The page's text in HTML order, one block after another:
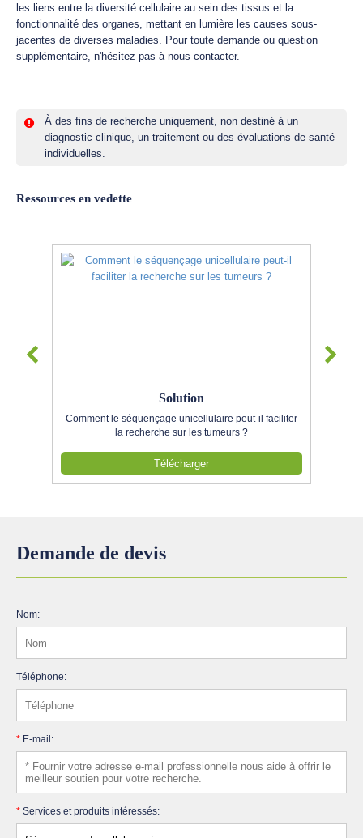
les liens entre la diversité cellulaire au sein des tissus et la
fonctionnalité des organes, mettant en lumière les causes sous-
jacentes de diverses maladies. Pour toute demande ou question
supplémentaire, n'hésitez pas à nous contacter.
À des fins de recherche uniquement, non destiné à un
diagnostic clinique, un traitement ou des évaluations de santé
individuelles.
Ressources en vedette
Solution
Comment le séquençage unicellulaire peut-il faciliter
la recherche sur les tumeurs ?
Télécharger
Demande de devis
Nom:
Téléphone:
* E-mail:
* Services et produits intéressés: